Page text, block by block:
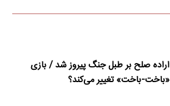
اراده صلح بر طبل جنگ پیروز شد / بازی
«باخت-باخت» تغییر می‌کند؟